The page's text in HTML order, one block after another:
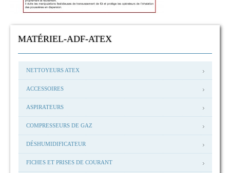
MATÉRIEL-ADF-ATEX
NETTOYEURS ATEX
ACCESSOIRES
ASPIRATEURS
COMPRESSEURS DE GAZ
DÉSHUMIDIFICATEUR
FICHES ET PRISES DE COURANT